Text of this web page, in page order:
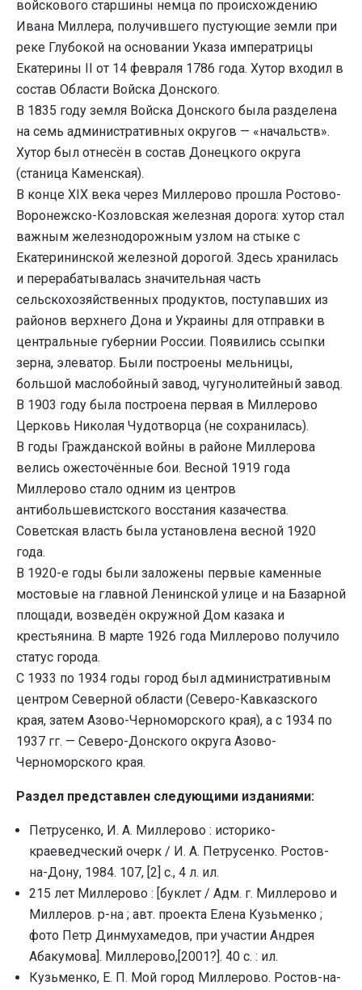
войскового старшины немца по происхождению
Ивана Миллера, получившего пустующие земли при
реке Глубокой на основании Указа императрицы
Екатерины II от 14 февраля 1786 года. Хутор входил в
состав Области Войска Донского.
В 1835 году земля Войска Донского была разделена
на семь административных округов — «начальств».
Хутор был отнесён в состав Донецкого округа
(станица Каменская).
В конце XIX века через Миллерово прошла Ростово-
Воронежско-Козловская железная дорога: хутор стал
важным железнодорожным узлом на стыке с
Екатерининской железной дорогой. Здесь хранилась
и перерабатывалась значительная часть
сельскохозяйственных продуктов, поступавших из
районов верхнего Дона и Украины для отправки в
центральные губернии России. Появились ссыпки
зерна, элеватор. Были построены мельницы,
большой маслобойный завод, чугунолитейный завод.
В 1903 году была построена первая в Миллерово
Церковь Николая Чудотворца (не сохранилась).
В годы Гражданской войны в районе Миллерова
велись ожесточённые бои. Весной 1919 года
Миллерово стало одним из центров
антибольшевистского восстания казачества.
Советская власть была установлена весной 1920
года.
В 1920-е годы были заложены первые каменные
мостовые на главной Ленинской улице и на Базарной
площади, возведён окружной Дом казака и
крестьянина. В марте 1926 года Миллерово получило
статус города.
C 1933 по 1934 годы город был административным
центром Северной области (Северо-Кавказского
края, затем Азово-Черноморского края), а с 1934 по
1937 гг. — Северо-Донского округа Азово-
Черноморского края.
Раздел представлен следующими изданиями:
Петрусенко, И. А. Миллерово : историко-
краеведческий очерк / И. А. Петрусенко. Ростов-
на-Дону, 1984. 107, [2] с., 4 л. ил.
215 лет Миллерово : [буклет / Адм. г. Миллерово и
Миллеров. р-на ; авт. проекта Елена Кузьменко ;
фото Петр Динмухамедов, при участии Андрея
Абакумова]. Миллерово,[2001?]. 40 с. : ил.
Кузьменко, Е. П. Мой город Миллерово. Ростов-на-